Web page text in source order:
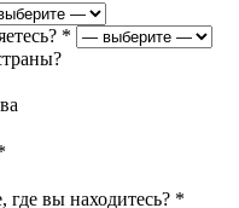
*
где вы находитесь? *